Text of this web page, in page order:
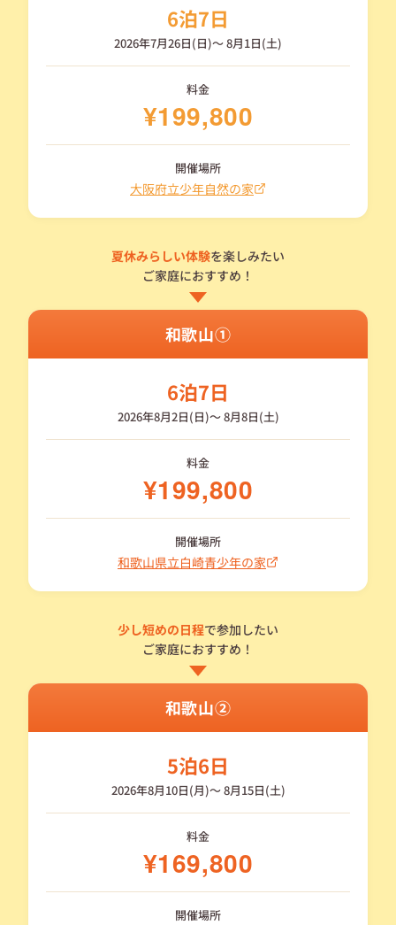
6泊7日
2026年7月26日(日)〜 8月1日(土)
料金
¥199,800
開催場所
大阪府立少年自然の家
夏休みらしい体験を楽しみたい
ご家庭におすすめ！
和歌山①
6泊7日
2026年8月2日(日)〜 8月8日(土)
料金
¥199,800
開催場所
和歌山県立白崎青少年の家
少し短めの日程で参加したい
ご家庭におすすめ！
和歌山②
5泊6日
2026年8月10日(月)〜 8月15日(土)
料金
¥169,800
開催場所